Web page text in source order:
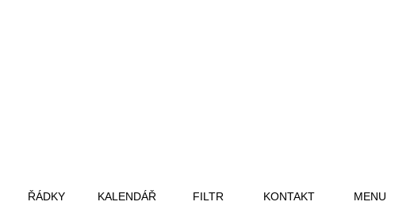
ŘÁDKY KALENDÁŘ FILTR KONTAKT MENU